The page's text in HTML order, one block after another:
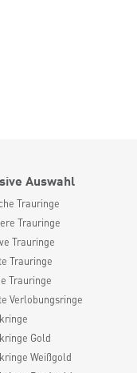
Auswahl
Trauringe
Trauringe
Trauringe
Trauringe
Trauringe
Verlobungsringe
Gold
Weißgold